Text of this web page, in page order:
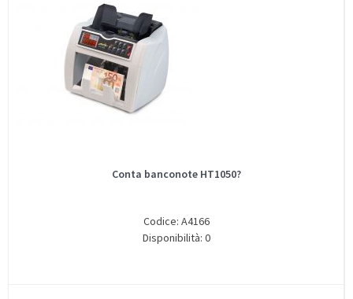
Conta banconote HT1050?
Codice: A4166
Disponibilità: 0